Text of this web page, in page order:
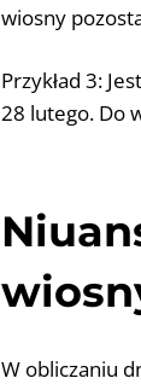
wiosny
Przykład 3:
28 lutego. Do
W obliczaniu